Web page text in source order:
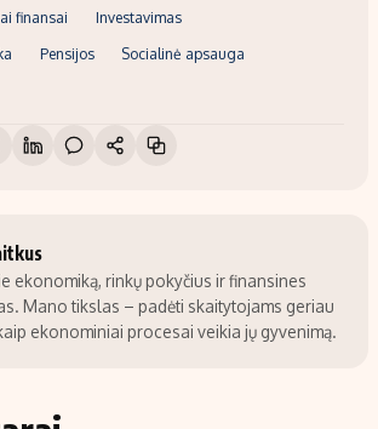
finansai Investavimas
Pensijos Socialinė apsauga
ekonomiką, rinkų pokyčius ir finansines
Mano tikslas – padėti skaitytojams geriau
ekonominiai procesai veikia jų gyvenimą.